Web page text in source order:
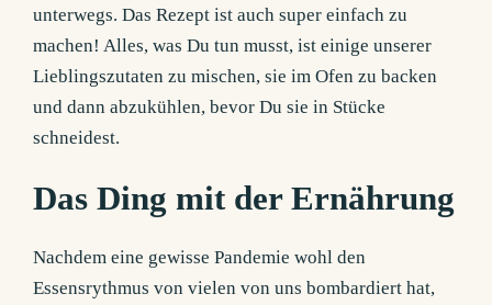
unterwegs. Das Rezept ist auch super einfach zu
machen! Alles, was Du tun musst, ist einige unserer
Lieblingszutaten zu mischen, sie im Ofen zu backen
und dann abzukühlen, bevor Du sie in Stücke
schneidest.
Das Ding mit der Ernährung
Nachdem eine gewisse Pandemie wohl den
Essensrythmus von vielen von uns bombardiert hat,